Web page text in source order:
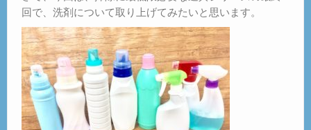
回で、洗剤について取り上げてみたいと思います。